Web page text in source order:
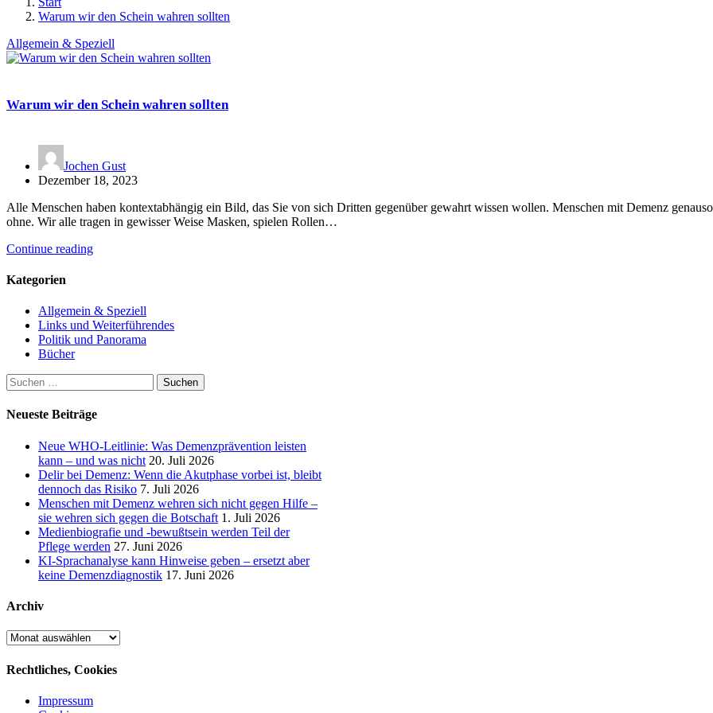
Warum wir den Schein wahren sollten
Allgemein & Speziell
Warum wir den Schein wahren sollten
Jochen Gust
Dezember 18, 2023
Alle Menschen haben kontextabhängig ein Bild, das Sie von sich Dritten gegenüber gewahrt wissen wollen. Menschen mit Demenz
ohne. Wir alle tragen in gewisser Weise Masken, spielen Rollen…
Continue reading
Kategorien
Allgemein & Speziell
Links und Weiterführendes
Politik und Panorama
Bücher
Suchen
nach:
Neueste Beiträge
Neue WHO-Leitlinie: Was Demenzprävention leisten
kann – und was nicht 20. Juli 2026
Delir bei Demenz: Wenn die Akutphase vorbei ist, bleibt
dennoch das Risiko 7. Juli 2026
Menschen mit Demenz wehren sich nicht gegen Hilfe –
sie wehren sich gegen die Botschaft 1. Juli 2026
Medienbiografie und -bewußtsein werden Teil der
Pflege werden 27. Juni 2026
KI-Sprachanalyse kann Hinweise geben – ersetzt aber
keine Demenzdiagnostik 17. Juni 2026
Archiv
Archiv
Rechtliches, Cookies
Impressum